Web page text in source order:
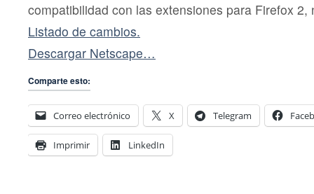
compatibilidad con las extensiones para Firefox 2,
Listado de cambios.
Descargar Netscape…
Comparte esto:
Correo electrónico X Telegram
Imprimir LinkedIn